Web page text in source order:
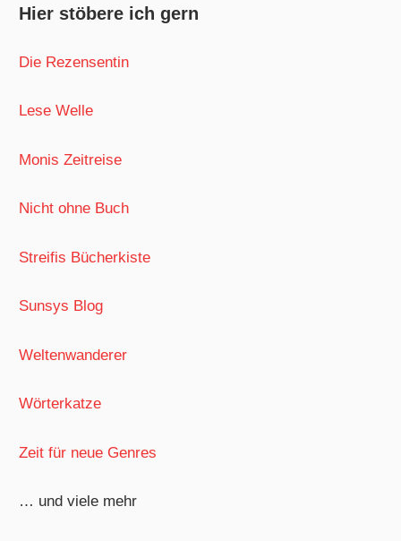
Hier stöbere ich gern
Die Rezensentin
Lese Welle
Monis Zeitreise
Nicht ohne Buch
Streifis Bücherkiste
Sunsys Blog
Weltenwanderer
Wörterkatze
Zeit für neue Genres
… und viele mehr